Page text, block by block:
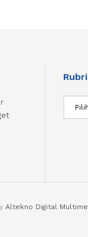
Altekno Digital